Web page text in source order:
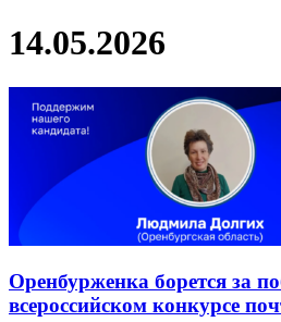
14.05.2026
Оренбурженка борется за
всероссийском конкурсе